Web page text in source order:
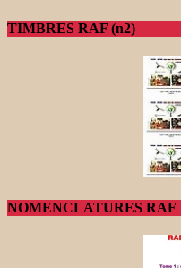
TIMBRES RAF (n2)
NOMENCLATURES RAF